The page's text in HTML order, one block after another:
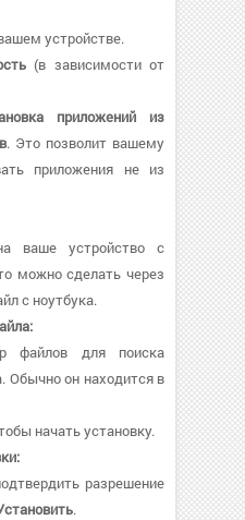
устройстве.
(в зависимости от
приложений из
. Это позволит вашему
приложения не из
ваше устройство с
можно сделать через
с ноутбука.
файлов для поиска
Обычно он находится в
начать установку.
разрешение
.